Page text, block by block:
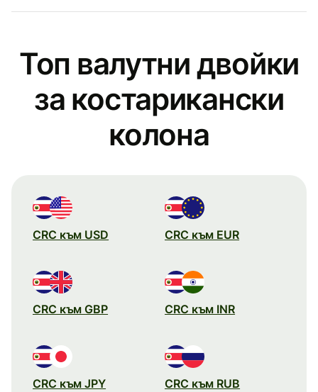
Топ валутни двойки
за костарикански
колона
CRC към USD CRC към EUR
CRC към GBP CRC към INR
CRC към JPY CRC към RUB